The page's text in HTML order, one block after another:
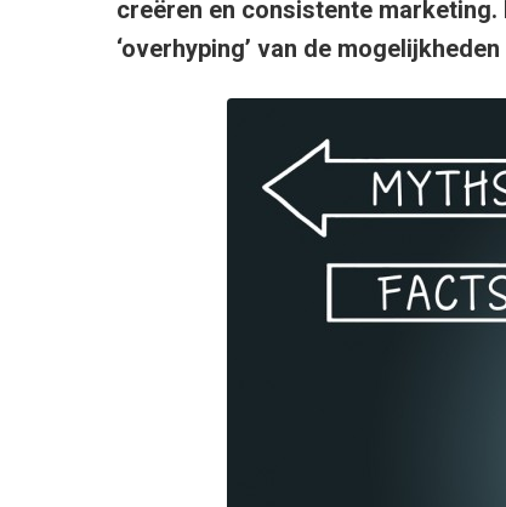
creëren en consistente
‘overhyping’ van de